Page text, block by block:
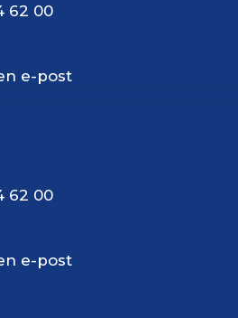
62 00
e-post
62 00
e-post